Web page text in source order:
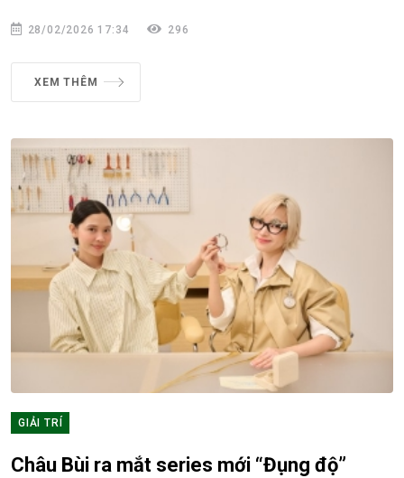
28/02/2026 17:34 296
XEM THÊM
GIẢI TRÍ
Châu Bùi ra mắt series mới “Đụng độ”